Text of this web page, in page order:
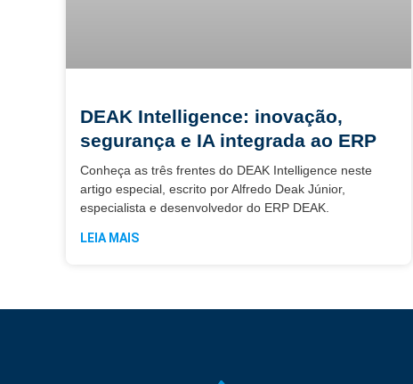
DEAK Intelligence: inovação,
segurança e IA integrada ao ERP
Conheça as três frentes do DEAK Intelligence neste
artigo especial, escrito por Alfredo Deak Júnior,
especialista e desenvolvedor do ERP DEAK.
LEIA MAIS